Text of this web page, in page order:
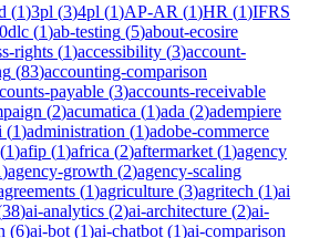
(1)3pl (3)4pl (1)AP-AR (1)HR (1)IFRS
(1)ab-testing (5)about-ecosire
rights (1)accessibility (3)account-
(83)accounting-comparison
payable (3)accounts-receivable
(2)acumatica (1)ada (2)adempiere
(1)administration (1)adobe-commerce
(1)afip (1)africa (2)aftermarket (1)agency
)agency-growth (2)agency-scaling
(1)agriculture (3)agritech (1)ai
38)ai-analytics (2)ai-architecture (2)ai-
(6)ai-bot (1)ai-chatbot (1)ai-comparison